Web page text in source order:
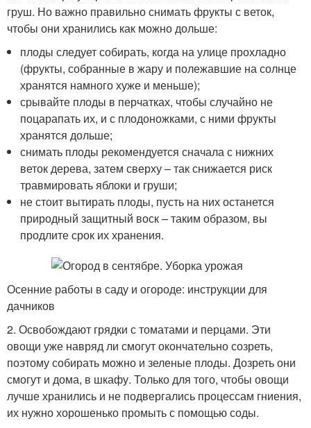
груш. Но важно правильно снимать фрукты с веток,
чтобы они хранились как можно дольше:
плоды следует собирать, когда на улице прохладно
(фрукты, собранные в жару и полежавшие на солнце
хранятся намного хуже и меньше);
срывайте плоды в перчатках, чтобы случайно не
поцарапать их, и с плодоножками, с ними фрукты
хранятся дольше;
снимать плоды рекомендуется сначала с нижних
веток дерева, затем сверху – так снижается риск
травмировать яблоки и груши;
не стоит вытирать плоды, пусть на них останется
природный защитный воск – таким образом, вы
продлите срок их хранения.
Осенние работы в саду и огороде: инструкции для
дачников
2. Освобождают грядки с томатами и перцами. Эти
овощи уже навряд ли смогут окончательно созреть,
поэтому собирать можно и зеленые плоды. Дозреть они
смогут и дома, в шкафу. Только для того, чтобы овощи
лучше хранились и не подвергались процессам гниения,
их нужно хорошенько промыть с помощью соды.